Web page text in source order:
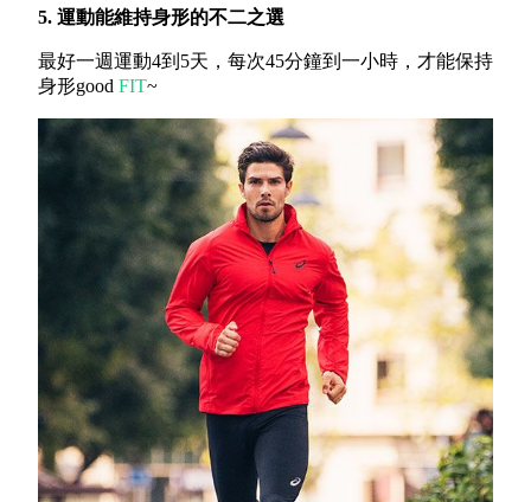
5. 運動能維持身形的不二之選
最好一週運動4到5天，每次45分鐘到一小時，才能保持
身形good FIT~